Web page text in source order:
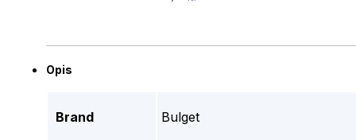
Opis
Brand Bulget